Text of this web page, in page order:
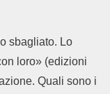
sbagliato. Lo
loro» (edizioni
Quali sono i